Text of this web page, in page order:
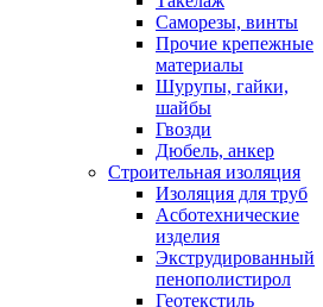
Саморезы, винты
Прочие крепежные
материалы
Шурупы, гайки,
шайбы
Гвозди
Дюбель, анкер
Строительная изоляция
Изоляция для труб
Асботехнические
изделия
Экструдированный
пенополистирол
Геотекстиль